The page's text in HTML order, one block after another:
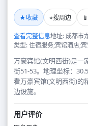
★收藏 ⌖搜周边 📱
查看完整信息地址: 成都市
类型: 住宿服务;宾馆酒店;
万豪宾馆(文明西街)是一
街51-53。地理坐标：
看万豪宾馆(文明西街)的
边设施。
用户评价